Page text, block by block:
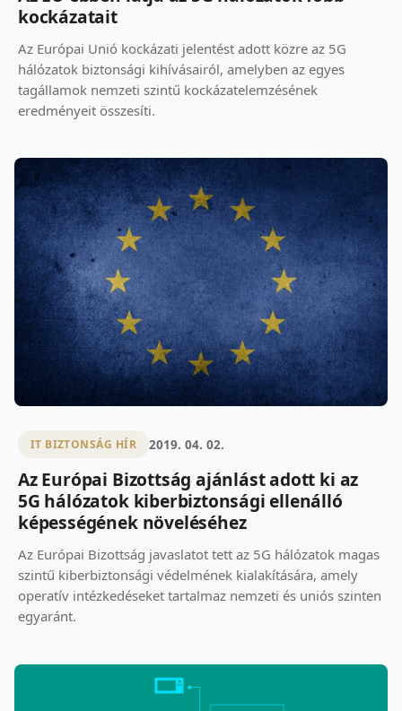
kockázatait
Az Európai Unió kockázati jelentést adott közre az 5G
hálózatok biztonsági kihívásairól, amelyben az egyes
tagállamok nemzeti szintű kockázatelemzésének
eredményeit összesíti.
IT BIZTONSÁG HÍR 2019. 04. 02.
Az Európai Bizottság ajánlást adott ki az
5G hálózatok kiberbiztonsági ellenálló
képességének növeléséhez
Az Európai Bizottság javaslatot tett az 5G hálózatok magas
szintű kiberbiztonsági védelmének kialakítására, amely
operatív intézkedéseket tartalmaz nemzeti és uniós szinten
egyaránt.